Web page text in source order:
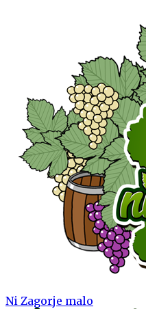
Ni Zagorje malo